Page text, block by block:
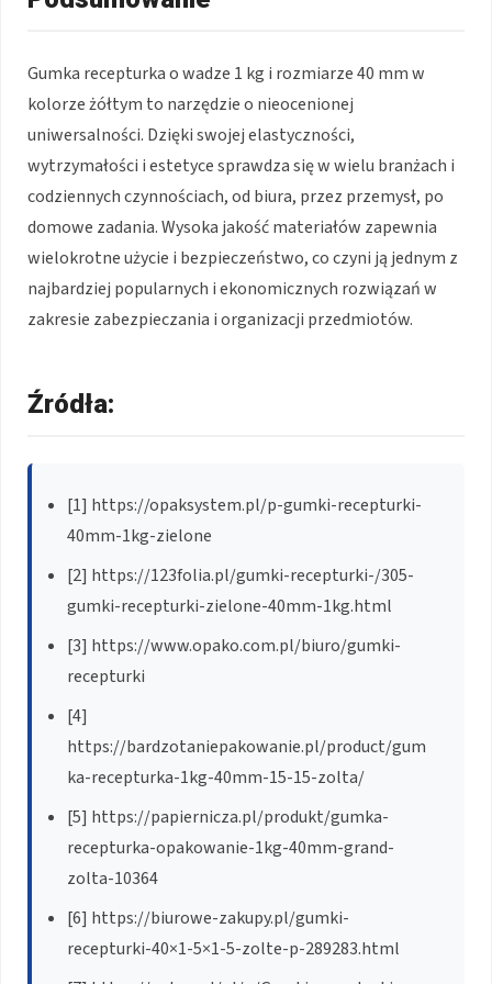
Gumka recepturka o wadze 1 kg i rozmiarze 40 mm w
kolorze żółtym to narzędzie o nieocenionej
uniwersalności. Dzięki swojej elastyczności,
wytrzymałości i estetyce sprawdza się w wielu branżach i
codziennych czynnościach, od biura, przez przemysł, po
domowe zadania. Wysoka jakość materiałów zapewnia
wielokrotne użycie i bezpieczeństwo, co czyni ją jednym z
najbardziej popularnych i ekonomicznych rozwiązań w
zakresie zabezpieczania i organizacji przedmiotów.
Źródła:
[1] https://opaksystem.pl/p-gumki-recepturki-
40mm-1kg-zielone
[2] https://123folia.pl/gumki-recepturki-/305-
gumki-recepturki-zielone-40mm-1kg.html
[3] https://www.opako.com.pl/biuro/gumki-
recepturki
[4]
https://bardzotaniepakowanie.pl/product/gum
ka-recepturka-1kg-40mm-15-15-zolta/
[5] https://papiernicza.pl/produkt/gumka-
recepturka-opakowanie-1kg-40mm-grand-
zolta-10364
[6] https://biurowe-zakupy.pl/gumki-
recepturki-40×1-5×1-5-zolte-p-289283.html